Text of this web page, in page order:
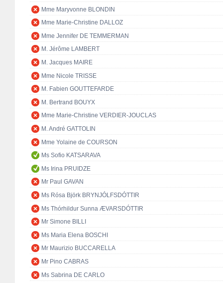
Mme Maryvonne BLONDIN
Mme Marie-Christine DALLOZ
Mme Jennifer DE TEMMERMAN
M. Jérôme LAMBERT
M. Jacques MAIRE
Mme Nicole TRISSE
M. Fabien GOUTTEFARDE
M. Bertrand BOUYX
Mme Marie-Christine VERDIER-JOUCLAS
M. André GATTOLIN
Mme Yolaine de COURSON
Ms Sofio KATSARAVA
Ms Irina PRUIDZE
Mr Paul GAVAN
Ms Rósa Björk BRYNJÓLFSDÓTTIR
Ms Thórhildur Sunna ÆVARSDÓTTIR
Mr Simone BILLI
Ms Maria Elena BOSCHI
Mr Maurizio BUCCARELLA
Mr Pino CABRAS
Ms Sabrina DE CARLO